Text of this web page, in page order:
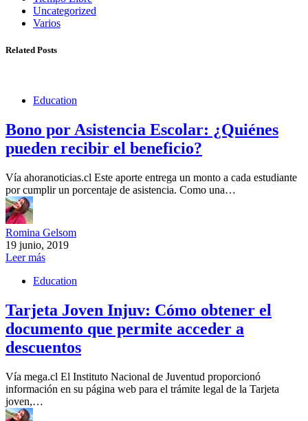
Uncategorized
Varios
Related Posts
Education
Bono por Asistencia Escolar: ¿Quiénes
pueden recibir el beneficio?
Vía ahoranoticias.cl Este aporte entrega un monto a cada estudiante
por cumplir un porcentaje de asistencia. Como una…
Romina Gelsom
19 junio, 2019
Leer más
Education
Tarjeta Joven Injuv: Cómo obtener el
documento que permite acceder a
descuentos
Vía mega.cl El Instituto Nacional de Juventud proporcionó
información en su página web para el trámite legal de la Tarjeta
joven,…